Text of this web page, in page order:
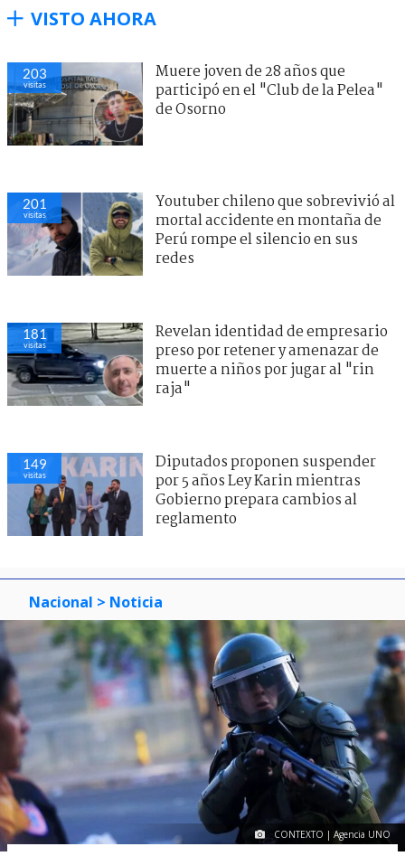
VISTO AHORA
203
visitas
Muere joven de 28 años que
participó en el "Club de la Pelea"
de Osorno
201
visitas
Youtuber chileno que sobrevivió al
mortal accidente en montaña de
Perú rompe el silencio en sus
redes
181
visitas
Revelan identidad de empresario
preso por retener y amenazar de
muerte a niños por jugar al "rin
raja"
149
visitas
Diputados proponen suspender
por 5 años Ley Karin mientras
Gobierno prepara cambios al
reglamento
Nacional > Noticia
CONTEXTO | Agencia UNO